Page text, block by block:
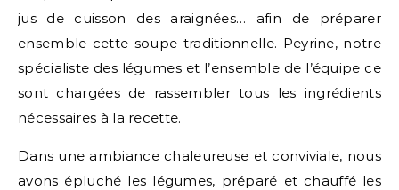
jus de cuisson des araignées… afin de préparer
ensemble cette soupe traditionnelle. Peyrine, notre
spécialiste des légumes et l’ensemble de l’équipe ce
sont chargées de rassembler tous les ingrédients
nécessaires à la recette.
Dans une ambiance chaleureuse et conviviale, nous
avons épluché les légumes, préparé et chauffé les